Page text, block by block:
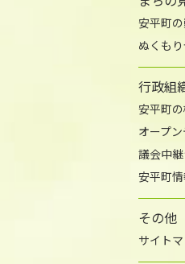
安平町
ぬくも
行政組
安平町
オープ
議会中
安平町
その他
サイト